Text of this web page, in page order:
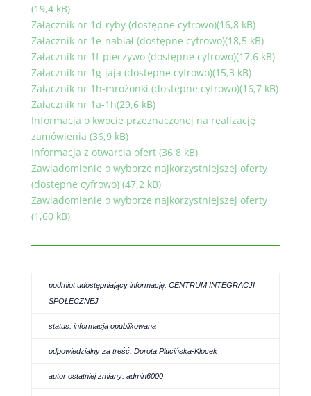
(19,4 kB)
Załącznik nr 1d-ryby (dostępne cyfrowo)(16,8 kB)
Załącznik nr 1e-nabiał (dostępne cyfrowo)(18,5 kB)
Załącznik nr 1f-pieczywo (dostępne cyfrowo)(17,6 kB)
Załącznik nr 1g-jaja (dostępne cyfrowo)(15,3 kB)
Załącznik nr 1h-mrożonki (dostępne cyfrowo)(16,7 kB)
Załącznik nr 1a-1h(29,6 kB)
Informacja o kwocie przeznaczonej na realizację
zamówienia (36,9 kB)
Informacja z otwarcia ofert (36,8 kB)
Zawiadomienie o wyborze najkorzystniejszej oferty
(dostępne cyfrowo) (47,2 kB)
Zawiadomienie o wyborze najkorzystniejszej oferty
(1,60 kB)
podmiot udostępniający informację: CENTRUM INTEGRACJI
SPOŁECZNEJ
status: informacja opublikowana
odpowiedzialny za treść: Dorota Plucińska-Klocek
autor ostatniej zmiany: admin6000